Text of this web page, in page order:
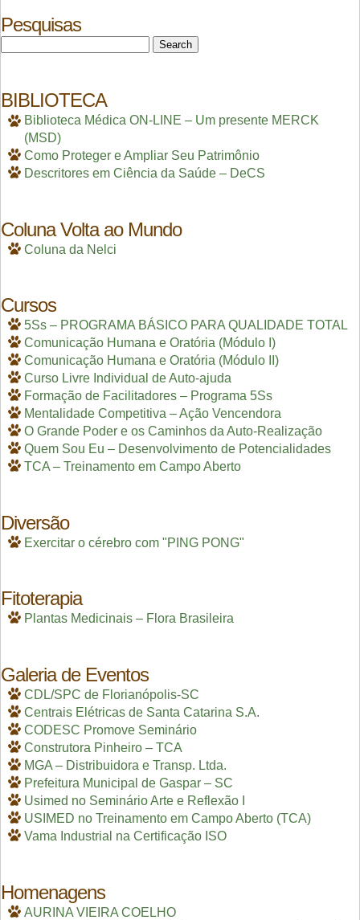
Pesquisas
for:
BIBLIOTECA
Biblioteca Médica ON-LINE – Um presente MERCK
(MSD)
Como Proteger e Ampliar Seu Patrimônio
Descritores em Ciência da Saúde – DeCS
Coluna Volta ao Mundo
Coluna da Nelci
Cursos
5Ss – PROGRAMA BÁSICO PARA QUALIDADE TOTAL
Comunicação Humana e Oratória (Módulo I)
Comunicação Humana e Oratória (Módulo II)
Curso Livre Individual de Auto-ajuda
Formação de Facilitadores – Programa 5Ss
Mentalidade Competitiva – Ação Vencendora
O Grande Poder e os Caminhos da Auto-Realização
Quem Sou Eu – Desenvolvimento de Potencialidades
TCA – Treinamento em Campo Aberto
Diversão
Exercitar o cérebro com "PING PONG"
Fitoterapia
Plantas Medicinais – Flora Brasileira
Galeria de Eventos
CDL/SPC de Florianópolis-SC
Centrais Elétricas de Santa Catarina S.A.
CODESC Promove Seminário
Construtora Pinheiro – TCA
MGA – Distribuidora e Transp. Ltda.
Prefeitura Municipal de Gaspar – SC
Usimed no Seminário Arte e Reflexão I
USIMED no Treinamento em Campo Aberto (TCA)
Vama Industrial na Certificação ISO
Homenagens
AURINA VIEIRA COELHO